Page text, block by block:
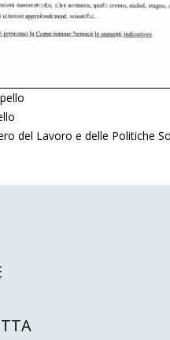
del Lavoro e delle Politiche